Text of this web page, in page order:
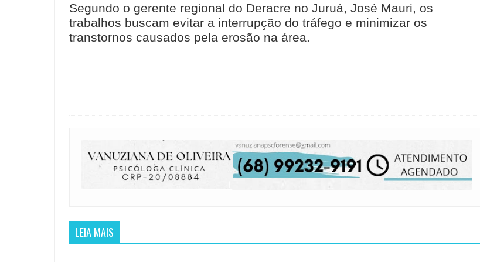
Segundo o gerente regional do Deracre no Juruá, José Mauri, os
trabalhos buscam evitar a interrupção do tráfego e minimizar os
transtornos causados pela erosão na área.
LEIA MAIS